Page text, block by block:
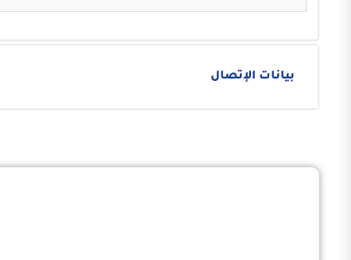
بيانات الإتصال